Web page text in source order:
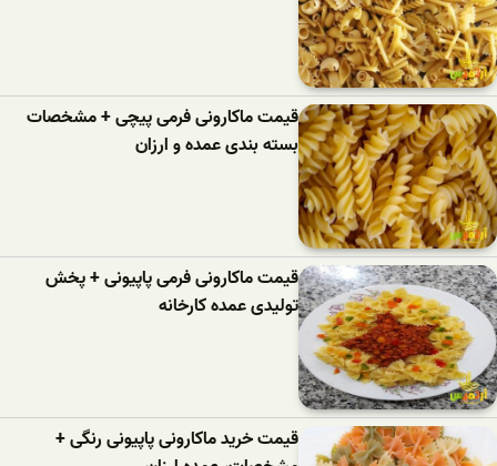
قیمت ماکارونی فرمی پیچی + مشخصات
بسته بندی عمده و ارزان
قیمت ماکارونی فرمی پاپیونی + پخش
تولیدی عمده کارخانه
قیمت خرید ماکارونی پاپیونی رنگی +